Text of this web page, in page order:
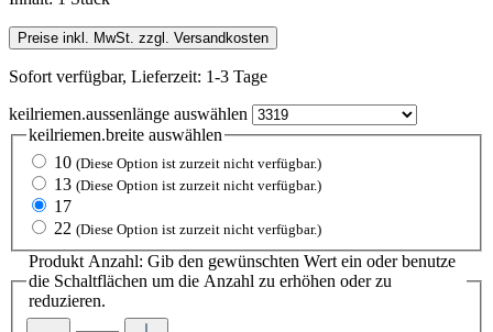
Preise inkl. MwSt. zzgl. Versandkosten
Sofort verfügbar, Lieferzeit: 1-3 Tage
keilriemen.aussenlänge auswählen
keilriemen.breite auswählen
10 (Diese Option ist zurzeit nicht verfügbar.)
13 (Diese Option ist zurzeit nicht verfügbar.)
17
22 (Diese Option ist zurzeit nicht verfügbar.)
Produkt Anzahl: Gib den gewünschten Wert ein oder benutze
die Schaltflächen um die Anzahl zu erhöhen oder zu
reduzieren.